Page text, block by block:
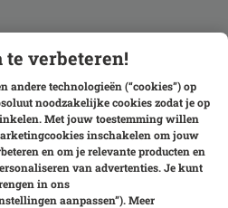
te verbeteren!
andere technologieën (“cookies”) op
noodzakelijke cookies zodat je op
Met jouw toestemming willen
inschakelen om jouw
en om je relevante producten en
van advertenties. Je kunt
in ons
aanpassen”). Meer